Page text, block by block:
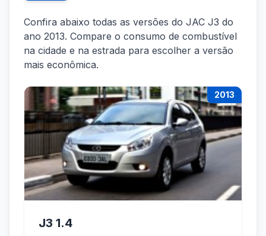
Confira abaixo todas as versões do JAC J3 do
ano 2013. Compare o consumo de combustível
na cidade e na estrada para escolher a versão
mais econômica.
2013
J3 1.4